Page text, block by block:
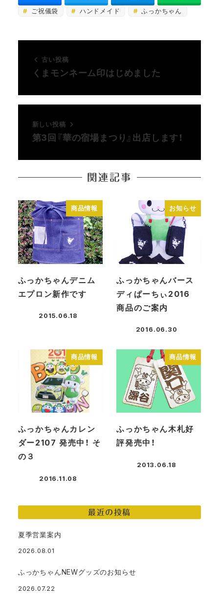
ご祝儀袋 ハンドメイド ふっかちゃん
古い投稿
くまモンネーム印はじめました
新しい投稿
第3回『華の宿場まつり』出店します！
関連記事
商品情報
ふっかちゃんデニム
エプロン新作です
2015.06.18
お知らせ
ふっかちゃんバース
ディぱーちぃ2016
商品のご案内
2016.06.30
商品情報
ふっかちゃんカレン
ダー2107 発売中！ そ
の３
投稿日
2016.11.08
商品情報
ふっかちゃん木札好
評発売中！
投稿日
2013.06.18
最近の投稿
夏季営業案内
2026.08.01
ふっかちゃんNEWグッズのお知らせ
2026.07.22